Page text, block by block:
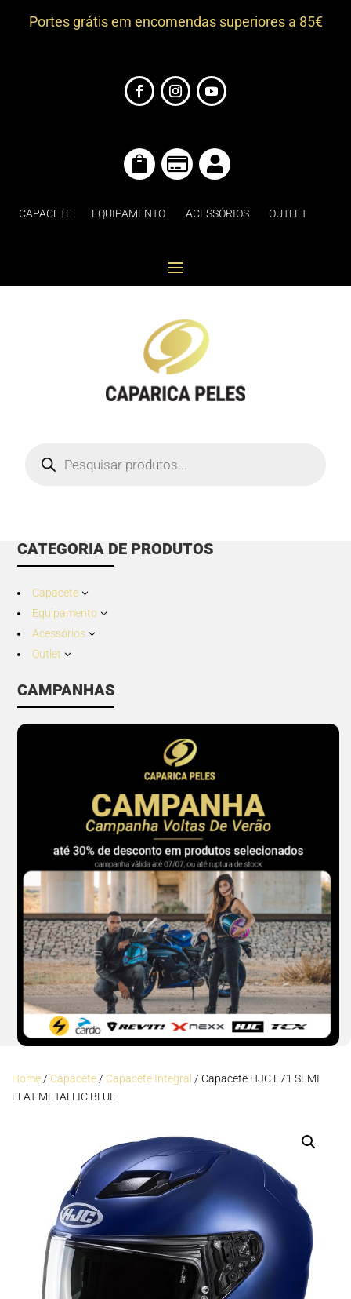
Portes grátis em encomendas superiores a 85€
  
CAPACETE EQUIPAMENTO ACESSÓRIOS OUTLET
search
CATEGORIA DE PRODUTOS
Capacete 3
Equipamento 3
Acessórios 3
Outlet 3
CAMPANHAS
Home/ Capacete/ Capacete Integral / Capacete HJC F71 SEMI
FLAT METALLIC BLUE